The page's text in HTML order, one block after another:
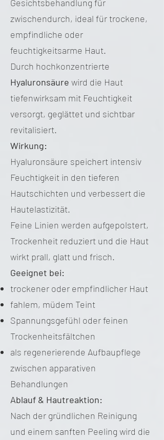
Gesichtsbehandlung für
zwischendurch, ideal für trockene,
empfindliche oder
feuchtigkeitsarme Haut.
Durch hochkonzentrierte
Hyaluronsäure wird die Haut
tiefenwirksam mit Feuchtigkeit
versorgt, geglättet und sichtbar
revitalisiert.
Wirkung:
Hyaluronsäure speichert intensiv
Feuchtigkeit in den tieferen
Hautschichten und verbessert die
Hautelastizität.
Feine Linien werden aufgepolstert,
Trockenheit reduziert und die Haut
wirkt prall, glatt und frisch.
Geeignet bei:
trockener oder empfindlicher Haut
fahlem, müdem Teint
Spannungsgefühl oder feinen
Trockenheitsfältchen
als regenerierende Aufbaupflege
zwischen apparativen
Behandlungen
Ablauf & Hautreaktion:
Nach der gründlichen Reinigung
und einem sanften Peeling wird die